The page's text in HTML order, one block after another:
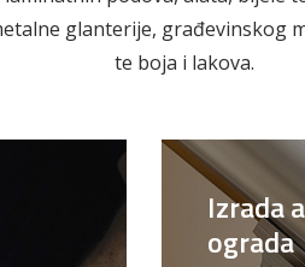
Vijčana roba
glanterije, građevinskog
te boja i lakova.
Izrada
ograda